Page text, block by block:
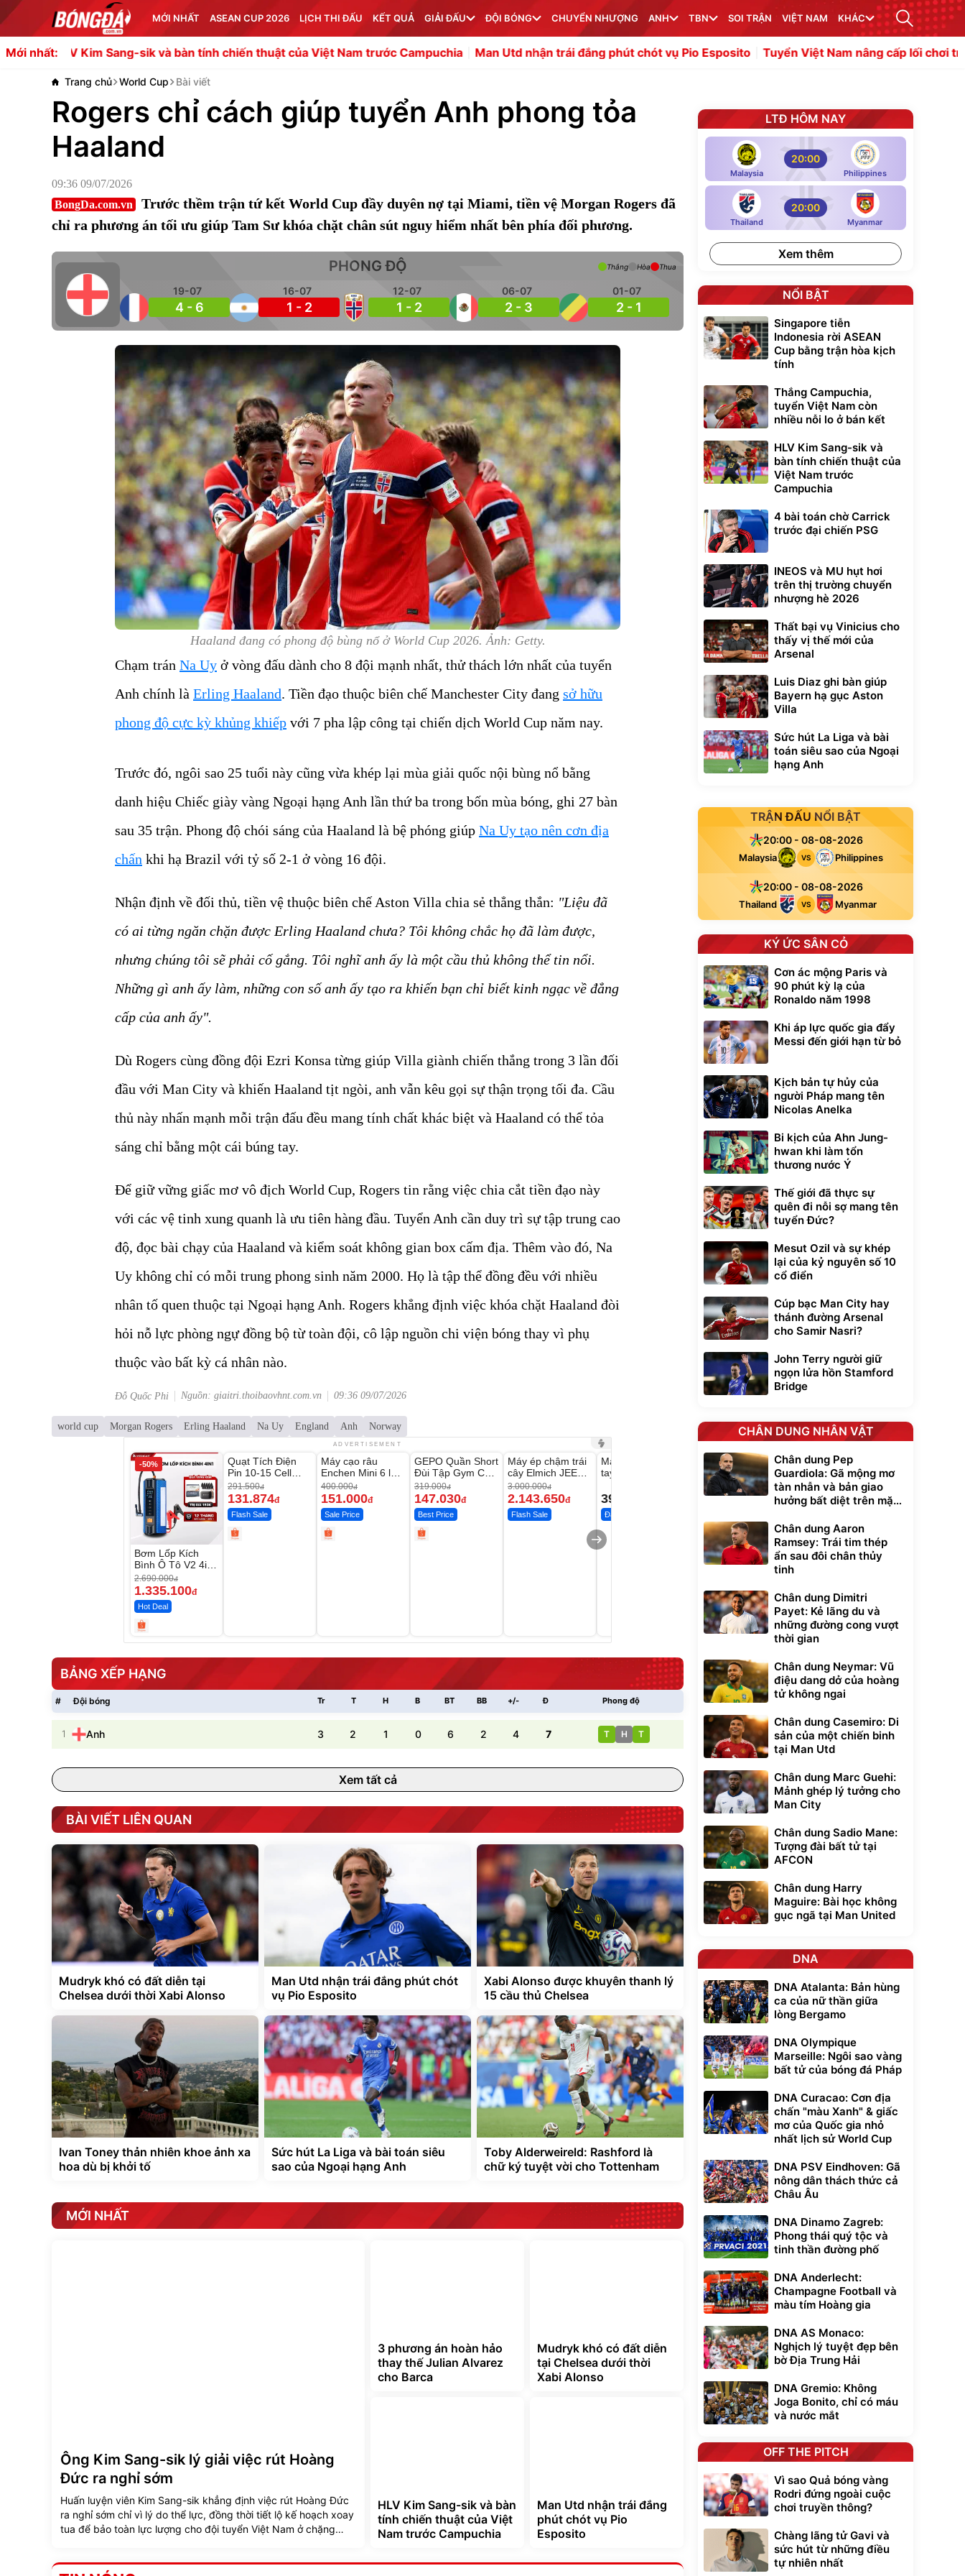
MỚI NHẤT ASEAN CUP 2026 LỊCH THI ĐẤU KẾT QUẢ GIẢI ĐẤU ĐỘI BÓNG CHUYỂN NHƯỢNG ANH TBN SOI TRẬN VIỆT NAM KHÁC
Mới nhất:
Kim Sang-sik và bàn tính chiến thuật của Việt Nam trước Campuchia Man Utd nhận trái đắng phút chót vụ Pio Esposito Tuyển Việt Nam nâng cấp lối chơi trước thử
Trang chủ World Cup Bài viết
Rogers chỉ cách giúp tuyển Anh phong tỏa
Haaland
09:36 09/07/2026
BongDa.com.vn
Trước thềm trận tứ kết World Cup đầy duyên nợ tại Miami, tiền vệ Morgan Rogers đã
chỉ ra phương án tối ưu giúp Tam Sư khóa chặt chân sút nguy hiểm nhất bên phía đối phương.
PHONG ĐỘ
19-07
4 - 6
16-07
1 - 2
12-07
1 - 2
06-07
2 - 3
01-07
2 - 1
Thắng Hòa Thua
Haaland đang có phong độ bùng nổ ở World Cup 2026. Ảnh: Getty.
Chạm trán Na Uy ở vòng đấu dành cho 8 đội mạnh nhất, thử thách lớn nhất của tuyển
Anh chính là Erling Haaland. Tiền đạo thuộc biên chế Manchester City đang sở hữu
phong độ cực kỳ khủng khiếp với 7 pha lập công tại chiến dịch World Cup năm nay.
Trước đó, ngôi sao 25 tuổi này cũng vừa khép lại mùa giải quốc nội bùng nổ bằng
danh hiệu Chiếc giày vàng Ngoại hạng Anh lần thứ ba trong bốn mùa bóng, ghi 27 bàn
sau 35 trận. Phong độ chói sáng của Haaland là bệ phóng giúp Na Uy tạo nên cơn địa
chấn khi hạ Brazil với tỷ số 2-1 ở vòng 16 đội.
Nhận định về đối thủ, tiền vệ thuộc biên chế Aston Villa chia sẻ thẳng thắn: "Liệu đã
có ai từng ngăn chặn được Erling Haaland chưa? Tôi không chắc họ đã làm được,
nhưng chúng tôi sẽ phải cố gắng. Tôi nghĩ anh ấy là một cầu thủ không thể tin nổi.
Những gì anh ấy làm, những con số anh ấy tạo ra khiến bạn chỉ biết kinh ngạc về đẳng
cấp của anh ấy".
Dù Rogers cùng đồng đội Ezri Konsa từng giúp Villa giành chiến thắng trong 3 lần đối
đầu với Man City và khiến Haaland tịt ngòi, anh vẫn kêu gọi sự thận trọng tối đa. Cầu
thủ này nhấn mạnh mỗi trận đấu đều mang tính chất khác biệt và Haaland có thể tỏa
sáng chỉ bằng một cái búng tay.
Để giữ vững giấc mơ vô địch World Cup, Rogers tin rằng việc chia cắt tiền đạo này
với các vệ tinh xung quanh là ưu tiên hàng đầu. Tuyển Anh cần duy trì sự tập trung cao
độ, đọc bài chạy của Haaland và kiểm soát không gian box cấm địa. Thêm vào đó, Na
Uy không chỉ có mỗi trung phong sinh năm 2000. Họ là tập thể đồng đều với nhiều
nhân tố quen thuộc tại Ngoại hạng Anh. Rogers khẳng định việc khóa chặt Haaland đòi
hỏi nỗ lực phòng ngự đồng bộ từ toàn đội, cô lập nguồn chi viện bóng thay vì phụ
thuộc vào bất kỳ cá nhân nào.
Đỗ Quốc Phi Nguồn: giaitri.thoibaovhnt.com.vn 09:36 09/07/2026
world cup Morgan Rogers Erling Haaland Na Uy England Anh Norway
ADVERTISEMENT
-50%
Bơm Lốp Kích
Bình Ô Tô V2 4in1
MEDICAR –
12.000mAh
2.690.000đ
1.335.100đ
Hot Deal
-54%
Quạt Tích Điện
Pin 10-15 Cell
Dùng Liên Tục 4-
8H
291.500đ
131.874đ
Flash Sale
-62%
Unmute
Máy cạo râu
Enchen Mini 6 lưỡi
dao kép mỏng
400.000đ
151.000đ
Sale Price
-53%
GEPO Quần Short
Đùi Tập Gym Cạp
Cao Lưng
319.000đ
147.030đ
Best Price
-28%
Máy ép chậm trái
cây Elmich JEE
1855OL
3.000.000đ
2.143.650đ
Flash Sale
Máy rửa xe cầm
tay xịt rửa cao áp
399.000
Đã bán nhiều
Bạt phủ xe ô tô
cao cấp, tráng
325.000đ
Đã bán nhiều
Xe đạp điện trợ
lực G-Force C14
gấp gọn bỏ cốp
7.092.000
Đang xem nhiều
G-FORCE VIETNA
BẢNG XẾP HẠNG
# Đội bóng Tr T H B BT BB +/- Đ Phong độ
1 Anh 3 2 1 0 6 2 4 7 T H T
Xem tất cả
BÀI VIẾT LIÊN QUAN
Mudryk khó có đất diễn tại
Chelsea dưới thời Xabi Alonso
Man Utd nhận trái đắng phút chót
vụ Pio Esposito
Xabi Alonso được khuyên thanh lý
15 cầu thủ Chelsea
Ivan Toney thản nhiên khoe ảnh xa
hoa dù bị khởi tố
Sức hút La Liga và bài toán siêu
sao của Ngoại hạng Anh
Toby Alderweireld: Rashford là
chữ ký tuyệt vời cho Tottenham
MỚI NHẤT
Ông Kim Sang-sik lý giải việc rút Hoàng
Đức ra nghỉ sớm
Huấn luyện viên Kim Sang-sik khẳng định việc rút Hoàng Đức
ra nghỉ sớm chỉ vì lý do thể lực, đồng thời tiết lộ kế hoạch xoay
tua để bảo toàn lực lượng cho đội tuyển Việt Nam ở chặng
3 phương án hoàn hảo
thay thế Julian Alvarez
cho Barca
Mudryk khó có đất diễn
tại Chelsea dưới thời
Xabi Alonso
HLV Kim Sang-sik và bàn
tính chiến thuật của Việt
Nam trước Campuchia
Man Utd nhận trái đắng
phút chót vụ Pio
Esposito
LTĐ HÔM NAY
Malaysia
20:00
Philippines
Thailand
20:00
Myanmar
Xem thêm
NỔI BẬT
Singapore tiễn
Indonesia rời ASEAN
Cup bằng trận hòa kịch
tính
Thắng Campuchia,
tuyển Việt Nam còn
nhiều nỗi lo ở bán kết
HLV Kim Sang-sik và
bàn tính chiến thuật của
Việt Nam trước
Campuchia
4 bài toán chờ Carrick
trước đại chiến PSG
INEOS và MU hụt hơi
trên thị trường chuyển
nhượng hè 2026
Thất bại vụ Vinicius cho
thấy vị thế mới của
Arsenal
Luis Diaz ghi bàn giúp
Bayern hạ gục Aston
Villa
Sức hút La Liga và bài
toán siêu sao của Ngoại
hạng Anh
TRẬN ĐẤU NỔI BẬT
20:00 - 08-08-2026
Malaysia VS Philippines
20:00 - 08-08-2026
Thailand VS Myanmar
KÝ ỨC SÂN CỎ
Cơn ác mộng Paris và
90 phút kỳ lạ của
Ronaldo năm 1998
Khi áp lực quốc gia đẩy
Messi đến giới hạn từ bỏ
Kịch bản tự hủy của
người Pháp mang tên
Nicolas Anelka
Bi kịch của Ahn Jung-
hwan khi làm tổn
thương nước Ý
Thế giới đã thực sự
quên đi nỗi sợ mang tên
tuyển Đức?
Mesut Ozil và sự khép
lại của kỷ nguyên số 10
cổ điển
Cúp bạc Man City hay
thánh đường Arsenal
cho Samir Nasri?
John Terry người giữ
ngọn lửa hồn Stamford
Bridge
CHÂN DUNG NHÂN VẬT
Chân dung Pep
Guardiola: Gã mộng mơ
tàn nhẫn và bản giao
hưởng bất diệt trên mặt
Chân dung Aaron
Ramsey: Trái tim thép
ẩn sau đôi chân thủy
tinh
Chân dung Dimitri
Payet: Kẻ lãng du và
những đường cong vượt
thời gian
Chân dung Neymar: Vũ
điệu dang dở của hoàng
tử không ngai
Chân dung Casemiro: Di
sản của một chiến binh
tại Man Utd
Chân dung Marc Guehi:
Mảnh ghép lý tưởng cho
Man City
Chân dung Sadio Mane:
Tượng đài bất tử tại
AFCON
Chân dung Harry
Maguire: Bài học không
gục ngã tại Man United
DNA
DNA Atalanta: Bản hùng
ca của nữ thần giữa
lòng Bergamo
DNA Olympique
Marseille: Ngôi sao vàng
bất tử của bóng đá Pháp
DNA Curacao: Cơn địa
chấn "màu Xanh" & giấc
mơ của Quốc gia nhỏ
nhất lịch sử World Cup
DNA PSV Eindhoven: Gã
nông dân thách thức cả
Châu Âu
DNA Dinamo Zagreb:
Phong thái quý tộc và
tinh thần đường phố
DNA Anderlecht:
Champagne Football và
màu tím Hoàng gia
DNA AS Monaco:
Nghịch lý tuyệt đẹp bên
bờ Địa Trung Hải
DNA Gremio: Không
Joga Bonito, chỉ có máu
và nước mắt
OFF THE PITCH
Vì sao Quả bóng vàng
Rodri đứng ngoài cuộc
chơi truyền thông?
Chàng lãng tử Gavi và
sức hút từ những điều
tự nhiên nhất